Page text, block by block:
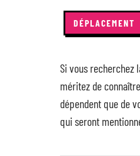
DÉPLACEMENT
Si vous recherchez
méritez de
dépendent que de
qui seront